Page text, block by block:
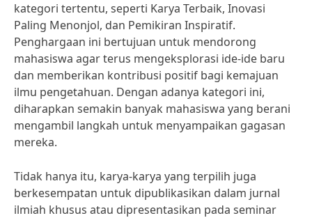
kategori tertentu, seperti Karya Terbaik, Inovasi
Paling Menonjol, dan Pemikiran Inspiratif.
Penghargaan ini bertujuan untuk mendorong
mahasiswa agar terus mengeksplorasi ide-ide baru
dan memberikan kontribusi positif bagi kemajuan
ilmu pengetahuan. Dengan adanya kategori ini,
diharapkan semakin banyak mahasiswa yang berani
mengambil langkah untuk menyampaikan gagasan
mereka.
Tidak hanya itu, karya-karya yang terpilih juga
berkesempatan untuk dipublikasikan dalam jurnal
ilmiah khusus atau dipresentasikan pada seminar